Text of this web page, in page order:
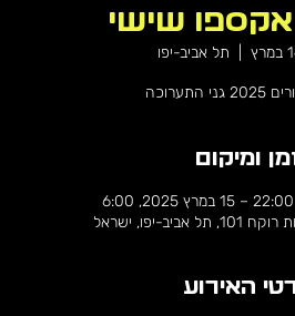
  |
תל אביב-יפו
התערוכה
ומיקום
יפו, ישראל
האירוע